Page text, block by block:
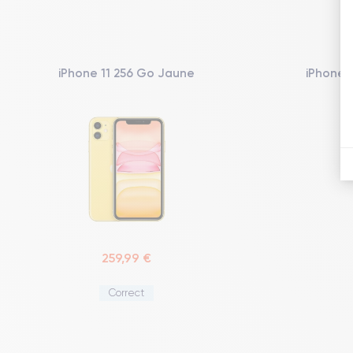
iPhone 11 256 Go Jaune
259,99 €
Correct
iPhone